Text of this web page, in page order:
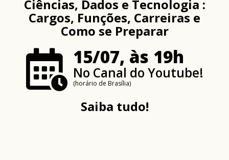
Ciências, Dados e Tecnologia :
Cargos, Funções, Carreiras e
Como se Preparar
15/07, às 19h
No Canal do Youtube!
(horário de Brasília)
Saiba tudo!